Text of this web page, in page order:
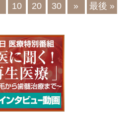
10 20 30 » 最後 »